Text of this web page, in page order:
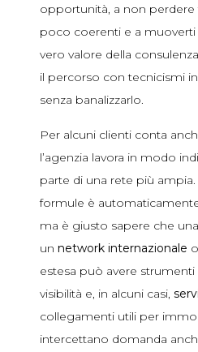
opportunità, a non
poco coerenti e a
vero valore della
il percorso con tecnicismi
senza banalizzarlo.
Per alcuni clienti conta
l’agenzia lavora in modo
parte di una rete più
formule è
ma è giusto sapere che
un network internazionale
estesa può avere
visibilità e, in alcuni casi,
collegamenti utili per
intercettano domanda